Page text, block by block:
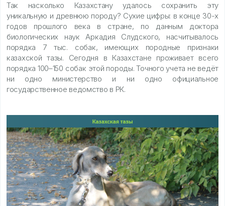
Так насколько Казахстану удалось сохранить эту
уникальную и древнюю породу? Сухие цифры: в конце 30-х
годов прошлого века в стране, по данным доктора
биологических наук Аркадия Слудского, насчитывалось
порядка 7 тыс. собак, имеющих породные признаки
казахской тазы. Сегодня в Казахстане проживает всего
порядка 100–150 собак этой породы. Точного учета не ведёт
ни одно министерство и ни одно официальное
государственное ведомство в РК.